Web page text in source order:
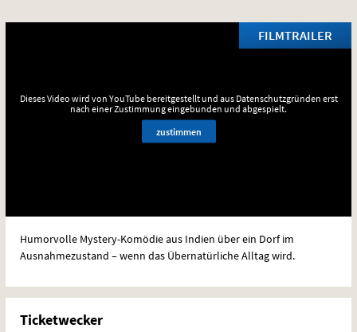
FILMTRAILER
Dieses Video wird von YouTube bereitgestellt und aus Datenschutzgründen erst
nach einer Zustimmung eingebunden und abgespielt.
zustimmen
Humorvolle Mystery-Komödie aus Indien über ein Dorf im
Ausnahmezustand – wenn das Übernatürliche Alltag wird.
Ticketwecker